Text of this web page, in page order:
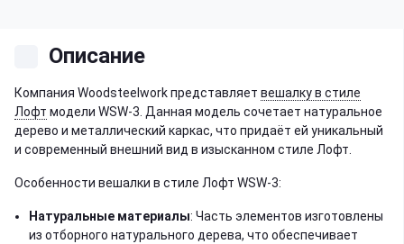
Описание
Компания Woodsteelwork представляет вешалку в стиле
Лофт модели WSW-3. Данная модель сочетает натуральное
дерево и металлический каркас, что придаёт ей уникальный
и современный внешний вид в изысканном стиле Лофт.
Особенности вешалки в стиле Лофт WSW-3:
Натуральные материалы: Часть элементов изготовлены
из отборного натурального дерева, что обеспечивает